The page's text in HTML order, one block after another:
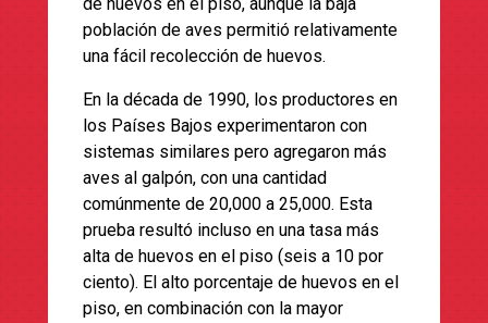
población de aves permitió relativamente
una fácil recolección de huevos.
En la década de 1990, los productores en
los Países Bajos experimentaron con
sistemas similares pero agregaron más
aves al galpón, con una cantidad
comúnmente de 20,000 a 25,000. Esta
prueba resultó incluso en una tasa más
alta de huevos en el piso (seis a 10 por
ciento). El alto porcentaje de huevos en el
piso, en combinación con la mayor